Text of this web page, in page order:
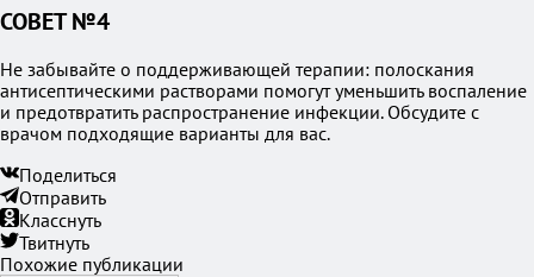
СОВЕТ №4
Не забывайте о поддерживающей терапии: полоскания
антисептическими растворами помогут уменьшить воспаление
и предотвратить распространение инфекции. Обсудите с
врачом подходящие варианты для вас.
Поделиться
Отправить
Класснуть
Твитнуть
Похожие публикации